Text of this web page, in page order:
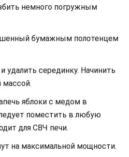
немного погружным
бумажным полотенцем
удалить серединку. Начинить
массой.
яблоки с медом в
поместить в любую
для СВЧ печи.
на максимальной мощности.